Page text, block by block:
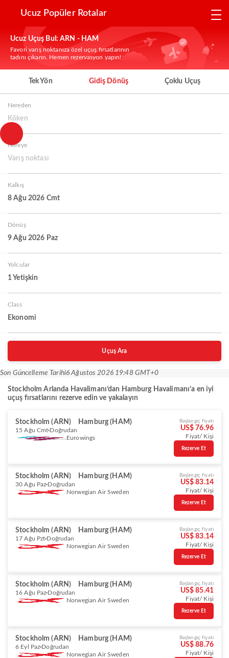
Ucuz Popüler Rotalar
Ucuz Uçuş Bul: ARN - HAM
Favori varış noktanıza özel uçuş fırsatlarının
tadını çıkarın. Hemen rezervasyon yapın!
Tek Yön Gidiş Dönüş Çoklu Uçuş
Nereden
Köken
Nereye
Varış noktası
Kalkış
8 Ağu 2026 Cmt
Dönüş
9 Ağu 2026 Paz
Yolcular
1 Yetişkin
Class
Ekonomi
Uçuş Ara
Son Güncelleme Tarihi6 Ağustos 2026 19:48 GMT+0
Stockholm Arlanda Havalimanı’dan Hamburg Havalimanı’a en iyi
uçuş fırsatlarını rezerve edin ve yakalayın
Stockholm (ARN) Hamburg (HAM)
15 Ağu Cmt Doğrudan
Eurowings
Başlangıç fiyatı
US$ 76.96
Fiyat/ Kişi
Rezerve Et
Stockholm (ARN) Hamburg (HAM)
30 Ağu Paz Doğrudan
Norwegian Air Sweden
Başlangıç fiyatı
US$ 83.14
Fiyat/ Kişi
Rezerve Et
Stockholm (ARN) Hamburg (HAM)
17 Ağu Pzt Doğrudan
Norwegian Air Sweden
Başlangıç fiyatı
US$ 83.14
Fiyat/ Kişi
Rezerve Et
Stockholm (ARN) Hamburg (HAM)
16 Ağu Paz Doğrudan
Norwegian Air Sweden
Başlangıç fiyatı
US$ 85.41
Fiyat/ Kişi
Rezerve Et
Stockholm (ARN) Hamburg (HAM)
6 Eyl Paz Doğrudan
Norwegian Air Sweden
Başlangıç fiyatı
US$ 88.76
Fiyat/ Kişi